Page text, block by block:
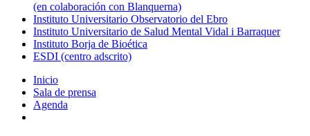
(en colaboración con Blanquerna)
Instituto Universitario Observatorio del Ebro
Instituto Universitario de Salud Mental Vidal i Barraquer
Instituto Borja de Bioética
ESDI (centro adscrito)
Inicio
Sala de prensa
Agenda